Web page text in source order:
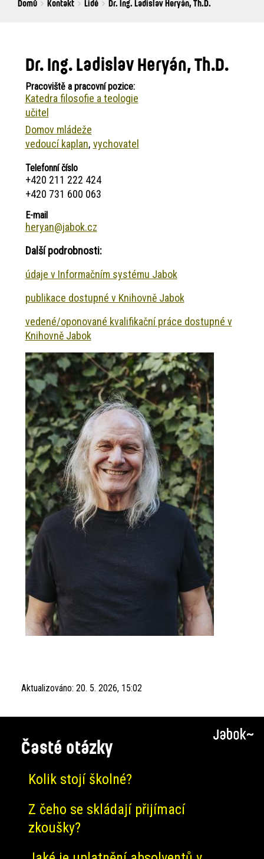
Breadcrumbs
You
Domů Kontakt Lidé Dr. Ing. Ladislav Heryán, Th.D.
Dr. Ing. Ladislav Heryán, Th.D.
Pracoviště a pracovní pozice:
Katedra filosofie a teologie
učitel
Domov mládeže
vedoucí kaplan vychovatel
Telefonní číslo
+420 211 222 424
+420 731 600 063
E-mail
heryan@jabok.cz
Další podrobnosti:
údaje v Informačním systému Jabok
publikace dostupné v Knihovně Jabok
vedené/oponované kvalifikační práce dostupné v
Knihovně Jabok
Aktualizováno: 20. 5. 2026, 15:02
Časté otázky
Kolik stojí školné?
Z čeho se skládají přijímací
zkoušky?